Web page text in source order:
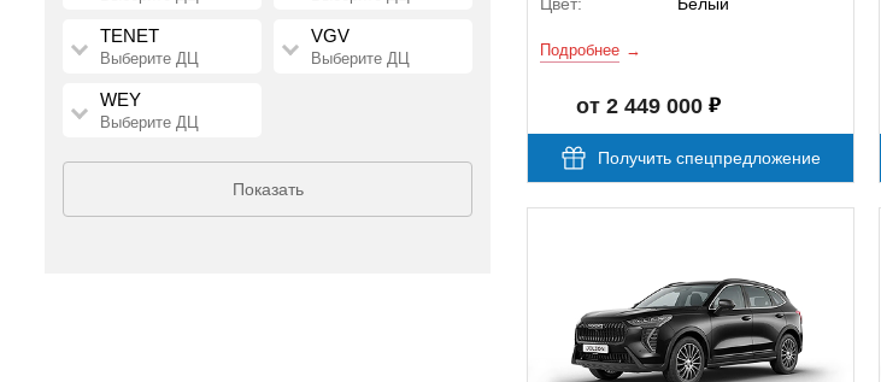
TENET
Выберите ДЦ
VGV
Выберите ДЦ
WEY
Выберите ДЦ
Показать
Цвет:
Белый
Подробнее
от 2 449 000
Получить спецпредложение